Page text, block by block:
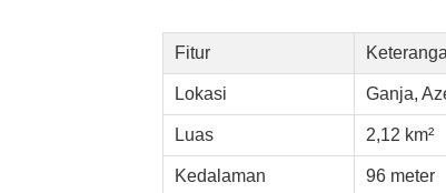
Fitur
Lokasi Ganja,
Luas 2,12 km²
Kedalaman 96 meter